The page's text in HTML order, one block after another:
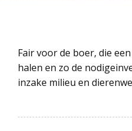
Fair voor de boer, die
halen en zo de
inzake milieu en